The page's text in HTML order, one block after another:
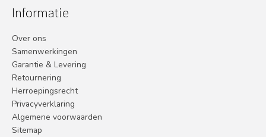
Informatie
Over ons
Samenwerkingen
Garantie & Levering
Retournering
Herroepingsrecht
Privacyverklaring
Algemene voorwaarden
Sitemap